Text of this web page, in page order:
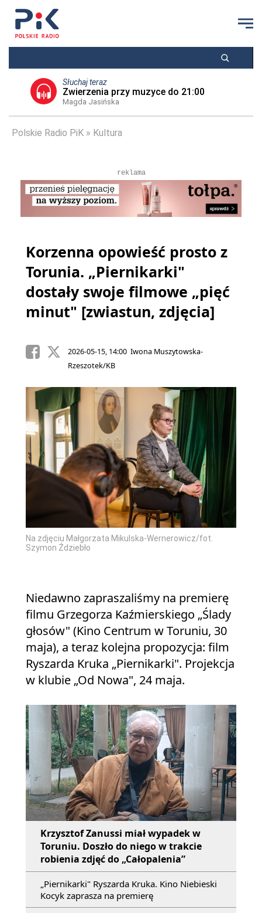
Słuchaj teraz
Zwierzenia przy muzyce do 21:00
Magda Jasińska
Polskie Radio PiK Kultura
reklama
Korzenna opowieść prosto z
Torunia. „Piernikarki"
dostały swoje filmowe „pięć
minut" [zwiastun, zdjęcia]
2026-05-15, 14:00 Iwona Muszytowska-
Rzeszotek/KB
Na zdjęciu Małgorzata Mikulska-Wernerowicz/fot.
Szymon Ździebło
Niedawno zapraszaliśmy na premierę
filmu Grzegorza Kaźmierskiego „Ślady
głosów" (Kino Centrum w Toruniu, 30
maja), a teraz kolejna propozycja: film
Ryszarda Kruka „Piernikarki". Projekcja
w klubie „Od Nowa", 24 maja.
Krzysztof Zanussi miał wypadek w
Toruniu. Doszło do niego w trakcie
robienia zdjęć do „Całopalenia”
„Piernikarki" Ryszarda Kruka. Kino Niebieski
Kocyk zaprasza na premierę